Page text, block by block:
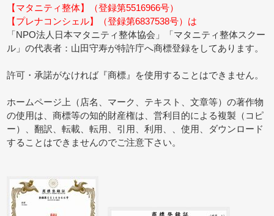
【マタニティ整体】（登録第5516966号）
【プレナコンシェル】（登録第6837538号）は
「NPO法人日本マタニティ整体協会」「マタニティ整体スクー
ル」の代表者：山田守寿が特許庁へ商標登録をしてあります。
許可・承諾がなければ『商標』を使用することはできません。
ホームページ上（店名、マーク、テキスト、文章等）の著作物
の使用は、商標等の知的財産権は、営利目的による複製（コピ
ー）、翻訳、転載、転用、引用、利用、、使用、ダウンロード
することはできませんのでご注意下さい。